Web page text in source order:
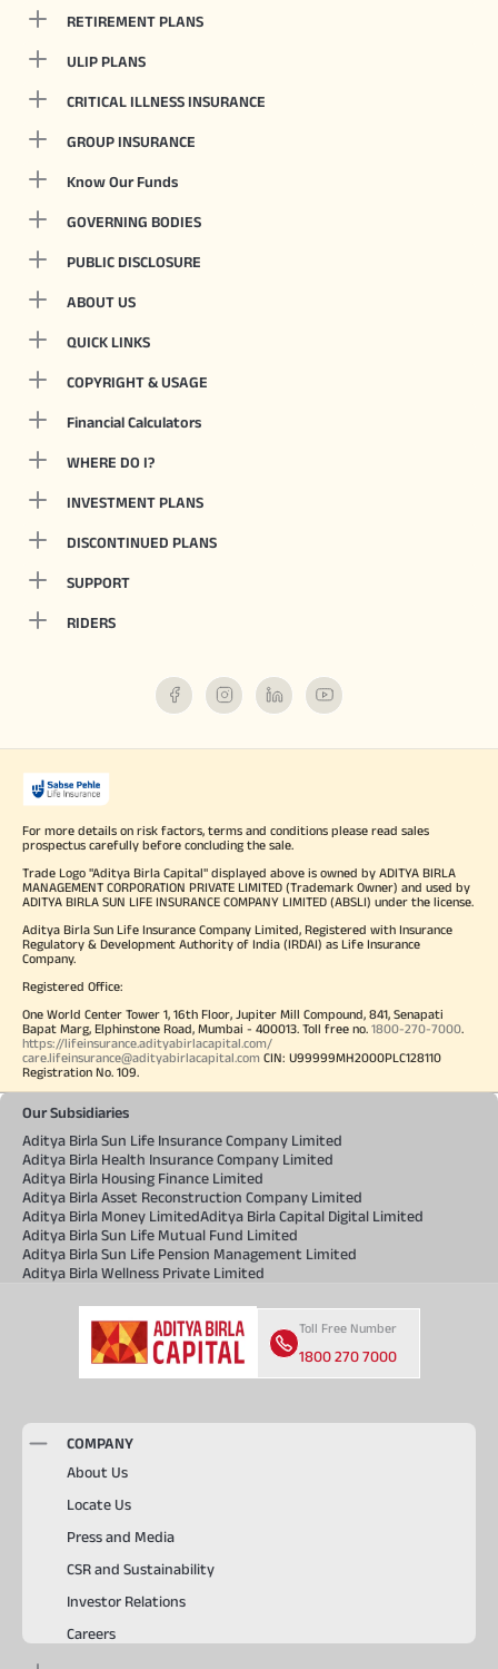
RETIREMENT PLANS
ULIP PLANS
CRITICAL ILLNESS INSURANCE
GROUP INSURANCE
Know Our Funds
GOVERNING BODIES
PUBLIC DISCLOSURE
ABOUT US
QUICK LINKS
COPYRIGHT & USAGE
Financial Calculators
WHERE DO I?
INVESTMENT PLANS
DISCONTINUED PLANS
SUPPORT
RIDERS
For more details on risk factors, terms and conditions please read sales
prospectus carefully before concluding the sale.
Trade Logo "Aditya Birla Capital" displayed above is owned by ADITYA BIRLA
MANAGEMENT CORPORATION PRIVATE LIMITED (Trademark Owner) and used by
ADITYA BIRLA SUN LIFE INSURANCE COMPANY LIMITED (ABSLI) under the license.
Aditya Birla Sun Life Insurance Company Limited, Registered with Insurance
Regulatory & Development Authority of India (IRDAI) as Life Insurance
Company.
Registered Office:
One World Center Tower 1, 16th Floor, Jupiter Mill Compound, 841, Senapati
Bapat Marg, Elphinstone Road, Mumbai - 400013. Toll free no. 1800-270-7000.
https://lifeinsurance.adityabirlacapital.com/
care.lifeinsurance@adityabirlacapital.com CIN: U99999MH2000PLC128110
Registration No. 109.
Our Subsidiaries
Aditya Birla Sun Life Insurance Company Limited
Aditya Birla Health Insurance Company Limited
Aditya Birla Housing Finance Limited
Aditya Birla Asset Reconstruction Company Limited
Aditya Birla Money LimitedAditya Birla Capital Digital Limited
Aditya Birla Sun Life Mutual Fund Limited
Aditya Birla Sun Life Pension Management Limited
Aditya Birla Wellness Private Limited
Toll Free Number
1800 270 7000
COMPANY
About Us
Locate Us
Press and Media
CSR and Sustainability
Investor Relations
Careers